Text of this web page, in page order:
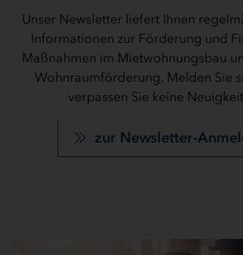
Unser Newsletter liefert Ihnen
Informationen zur Förderung und
Maßnahmen im Mietwohnungsbau
Wohnraumförderung. Melden Sie
verpassen Sie keine
zur Newsletter-